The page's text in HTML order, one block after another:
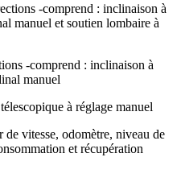
-comprend : inclinaison à
manuel et soutien lombaire à
-comprend : inclinaison à
manuel
à réglage manuel
vitesse, odomètre, niveau de
et récupération